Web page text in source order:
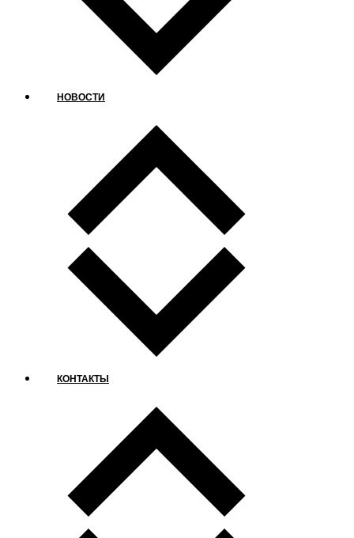
НОВОСТИ
КОНТАКТЫ